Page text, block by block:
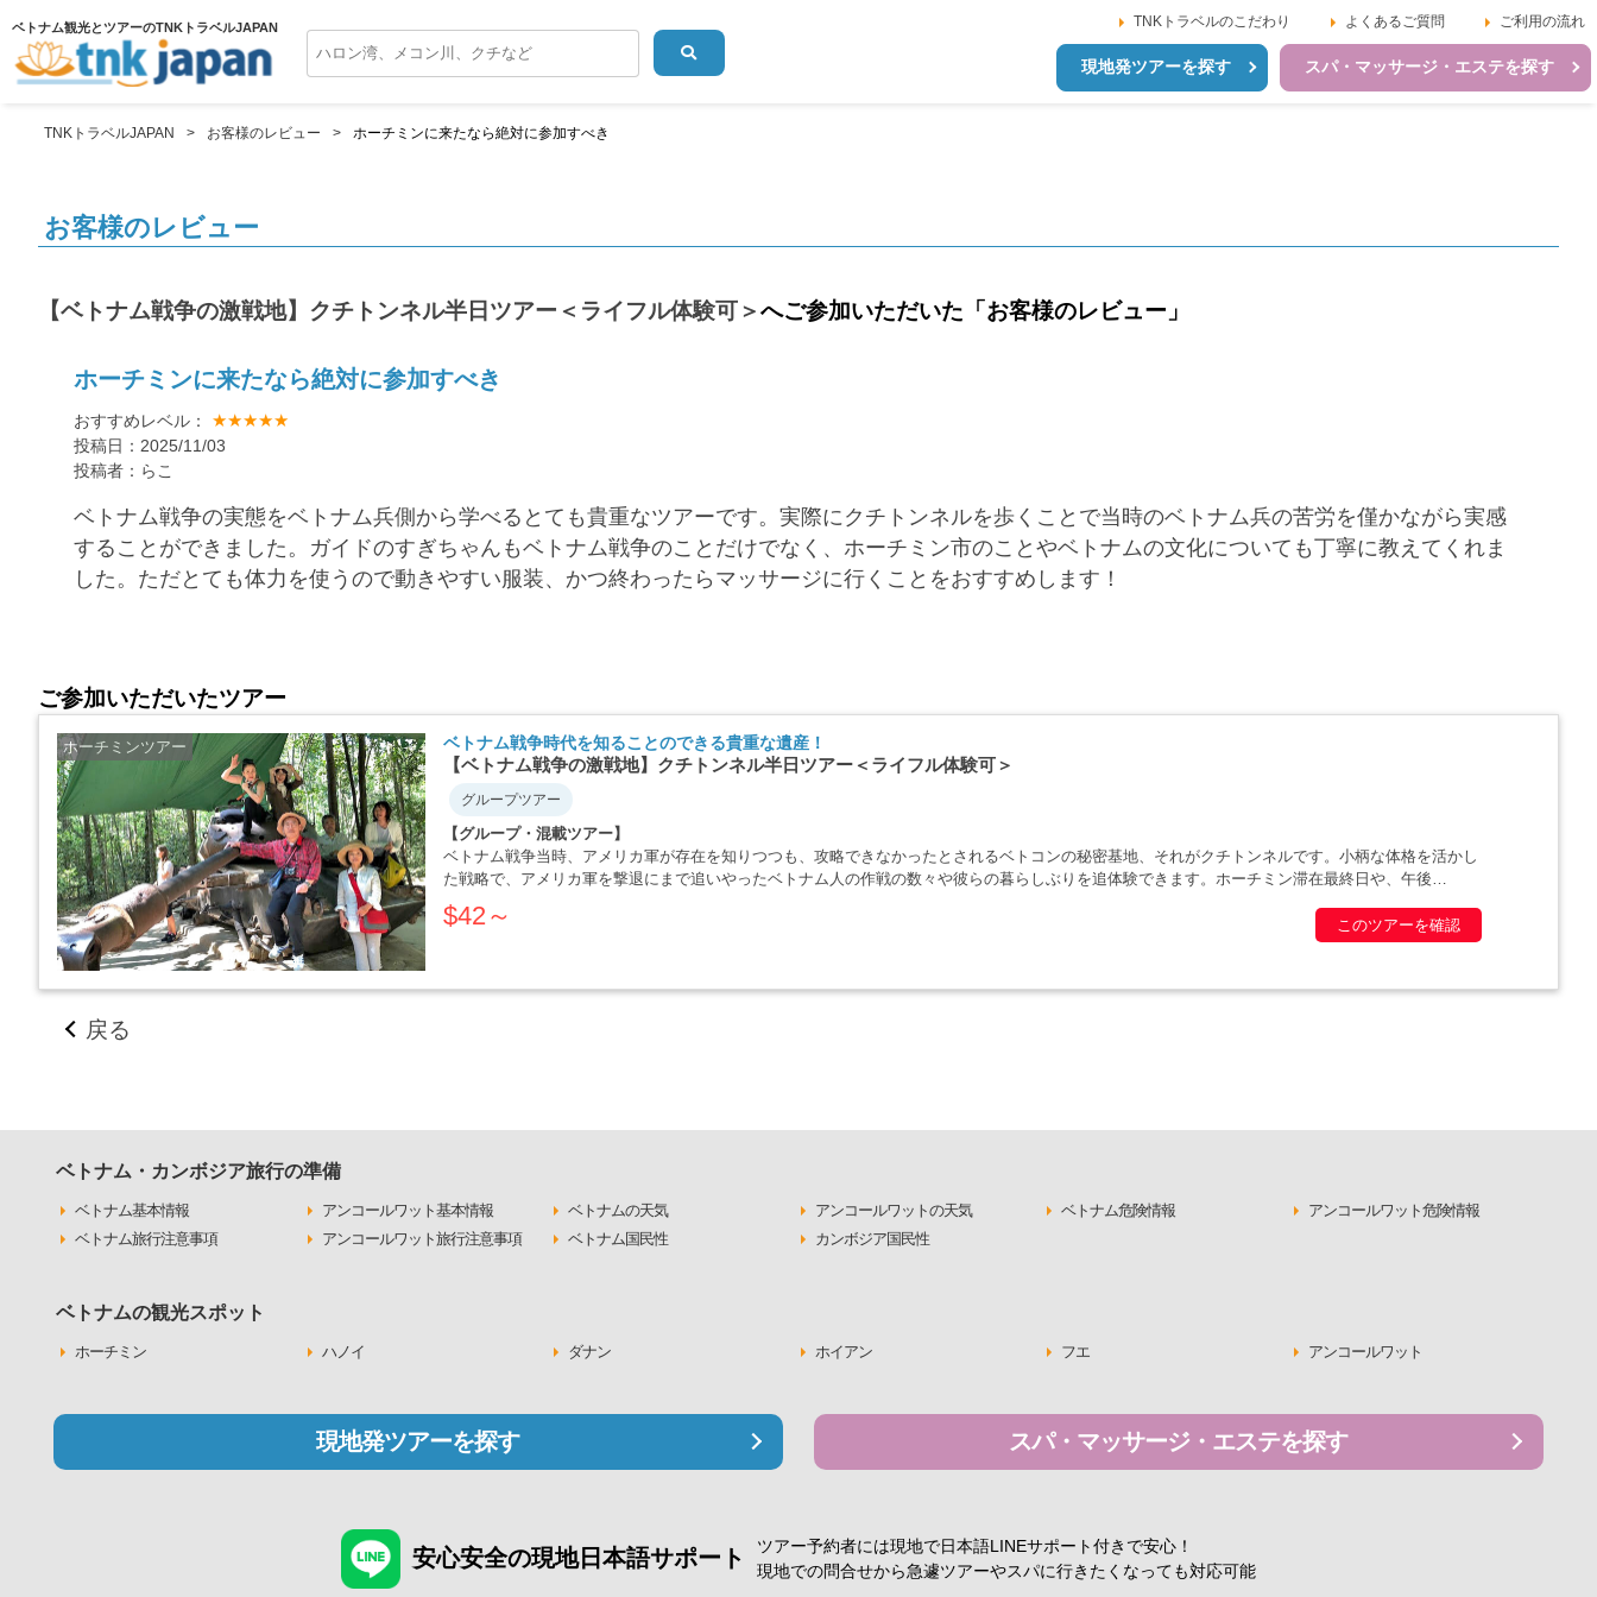
ベトナム観光とツアーのTNKトラベルJAPAN TNKトラベルのこだわり よくあるご質問 ご利用の流れ
現地発ツアーを探す スパ・マッサージ・エステを探す
TNKトラベルJAPAN お客様のレビュー ホーチミンに来たなら絶対に参加すべき
お客様のレビュー
【ベトナム戦争の激戦地】クチトンネル半日ツアー＜ライフル体験可＞へご参加いただいた「お客様のレビュー」
ホーチミンに来たなら絶対に参加すべき
おすすめレベル： ★★★★★
投稿日：2025/11/03
投稿者：らこ
ベトナム戦争の実態をベトナム兵側から学べるとても貴重なツアーです。実際にクチトンネルを歩くことで当時のベトナム兵の苦労を僅かながら実感
することができました。ガイドのすぎちゃんもベトナム戦争のことだけでなく、ホーチミン市のことやベトナムの文化についても丁寧に教えてくれま
した。ただとても体力を使うので動きやすい服装、かつ終わったらマッサージに行くことをおすすめします！
ご参加いただいたツアー
ホーチミンツアー ベトナム戦争時代を知ることのできる貴重な遺産！
【ベトナム戦争の激戦地】クチトンネル半日ツアー＜ライフル体験可＞
グループツアー
【グループ・混載ツアー】
ベトナム戦争当時、アメリカ軍が存在を知りつつも、攻略できなかったとされるベトコンの秘密基地、それがクチトンネルです。小柄な体格を活かし
た戦略で、アメリカ軍を撃退にまで追いやったベトナム人の作戦の数々や彼らの暮らしぶりを追体験できます。ホーチミン滞在最終日や、午後
か・・・・・
$42～ このツアーを確認
戻る
ベトナム・カンボジア旅行の準備
ベトナム基本情報 アンコールワット基本情報 ベトナムの天気 アンコールワットの天気 ベトナム危険情報
アンコールワット危険情報
ベトナム旅行注意事項
アンコールワット旅行注意事項 ベトナム国民性 カンボジア国民性
ベトナムの観光スポット
ホーチミン ハノイ ダナン ホイアン フエ アンコールワット
現地発ツアーを探す スパ・マッサージ・エステを探す
安心安全の現地日本語サポート ツアー予約者には現地で日本語LINEサポート付きで安心！
現地での問合せから急遽ツアーやスパに行きたくなっても対応可能